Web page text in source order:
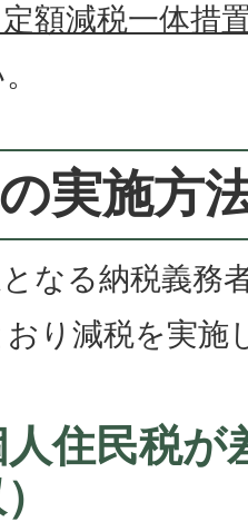
額減税一体措
実施方
なる納税義務
り減税を実施
住民税が